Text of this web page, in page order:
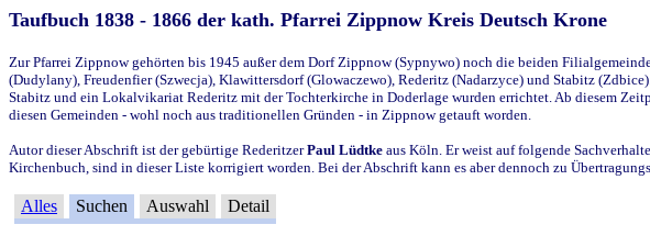
Taufbuch 1838 - 1866 der kath. Pfarrei Zippnow Kreis Deutsch Krone
Zur Pfarrei Zippnow gehörten bis 1945 außer dem Dorf Zippnow (Sypnywo) noch die beiden
(Dudylany), Freudenfier (Szwecja), Klawittersdorf (Glowaczewo), Rederitz (Nadarzyce) und Stabitz
Stabitz und ein Lokalvikariat Rederitz mit der Tochterkirche in Doderlage wurden errichtet. Ab diesem
diesen Gemeinden - wohl noch aus traditionellen Gründen - in Zippnow getauft worden.
Autor dieser Abschrift ist der gebürtige RederitzerPaul Lüdtke aus Köln. Er weist auf folgende
Kirchenbuch, sind in dieser Liste korrigiert worden. Bei der Abschrift kann es aber dennoch zu
Alles Suchen Auswahl Detail